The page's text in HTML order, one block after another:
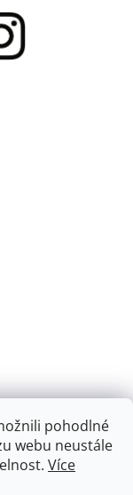
pohodlné
webu neustále
Více